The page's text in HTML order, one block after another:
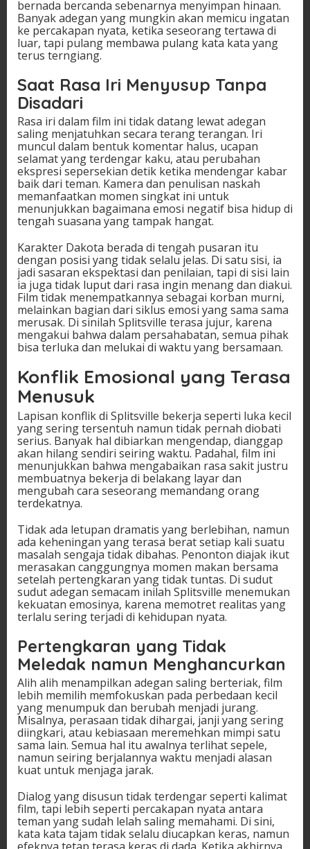
bernada bercanda sebenarnya menyimpan hinaan.
Banyak adegan yang mungkin akan memicu ingatan
ke percakapan nyata, ketika seseorang tertawa di
luar, tapi pulang membawa pulang kata kata yang
terus terngiang.
Saat Rasa Iri Menyusup Tanpa
Disadari
Rasa iri dalam film ini tidak datang lewat adegan
saling menjatuhkan secara terang terangan. Iri
muncul dalam bentuk komentar halus, ucapan
selamat yang terdengar kaku, atau perubahan
ekspresi sepersekian detik ketika mendengar kabar
baik dari teman. Kamera dan penulisan naskah
memanfaatkan momen singkat ini untuk
menunjukkan bagaimana emosi negatif bisa hidup di
tengah suasana yang tampak hangat.
Karakter Dakota berada di tengah pusaran itu
dengan posisi yang tidak selalu jelas. Di satu sisi, ia
jadi sasaran ekspektasi dan penilaian, tapi di sisi lain
ia juga tidak luput dari rasa ingin menang dan diakui.
Film tidak menempatkannya sebagai korban murni,
melainkan bagian dari siklus emosi yang sama sama
merusak. Di sinilah Splitsville terasa jujur, karena
mengakui bahwa dalam persahabatan, semua pihak
bisa terluka dan melukai di waktu yang bersamaan.
Konflik Emosional yang Terasa
Menusuk
Lapisan konflik di Splitsville bekerja seperti luka kecil
yang sering tersentuh namun tidak pernah diobati
serius. Banyak hal dibiarkan mengendap, dianggap
akan hilang sendiri seiring waktu. Padahal, film ini
menunjukkan bahwa mengabaikan rasa sakit justru
membuatnya bekerja di belakang layar dan
mengubah cara seseorang memandang orang
terdekatnya.
Tidak ada letupan dramatis yang berlebihan, namun
ada keheningan yang terasa berat setiap kali suatu
masalah sengaja tidak dibahas. Penonton diajak ikut
merasakan canggungnya momen makan bersama
setelah pertengkaran yang tidak tuntas. Di sudut
sudut adegan semacam inilah Splitsville menemukan
kekuatan emosinya, karena memotret realitas yang
terlalu sering terjadi di kehidupan nyata.
Pertengkaran yang Tidak
Meledak namun Menghancurkan
Alih alih menampilkan adegan saling berteriak, film
lebih memilih memfokuskan pada perbedaan kecil
yang menumpuk dan berubah menjadi jurang.
Misalnya, perasaan tidak dihargai, janji yang sering
diingkari, atau kebiasaan meremehkan mimpi satu
sama lain. Semua hal itu awalnya terlihat sepele,
namun seiring berjalannya waktu menjadi alasan
kuat untuk menjaga jarak.
Dialog yang disusun tidak terdengar seperti kalimat
film, tapi lebih seperti percakapan nyata antara
teman yang sudah lelah saling memahami. Di sini,
kata kata tajam tidak selalu diucapkan keras, namun